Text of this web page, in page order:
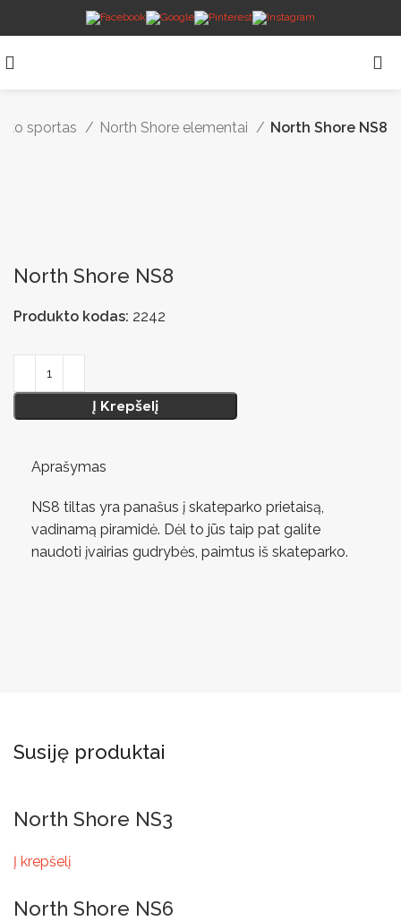
sportas North Shore elementai North Shore NS8
North Shore NS8
Produkto kodas: 2242
Į Krepšelį
Aprašymas
NS8 tiltas yra panašus į skateparko prietaisą,
vadinamą piramidė. Dėl to jūs taip pat galite
naudoti įvairias gudrybės, paimtus iš skateparko.
Susiję produktai
North Shore NS3
Į krepšelį
North Shore NS6